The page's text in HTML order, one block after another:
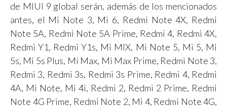
de MIUI 9 global serán, además de los mencionados
antes, el Mi Note 3, Mi 6, Redmi Note 4X, Redmi
Note 5A, Redmi Note 5A Prime, Redmi 4, Redmi 4X,
Redmi Y1, Redmi Y1s, Mi MIX, Mi Note 5, Mi 5, Mi
5s, Mi 5s Plus, Mi Max, Mi Max Prime, Redmi Note 3,
Redmi 3, Redmi 3s, Redmi 3s Prime, Redmi 4, Redmi
4A, Mi Note, Mi 4i, Redmi 2, Redmi 2 Prime, Redmi
Note 4G Prime, Redmi Note 2, Mi 4, Redmi Note 4G,